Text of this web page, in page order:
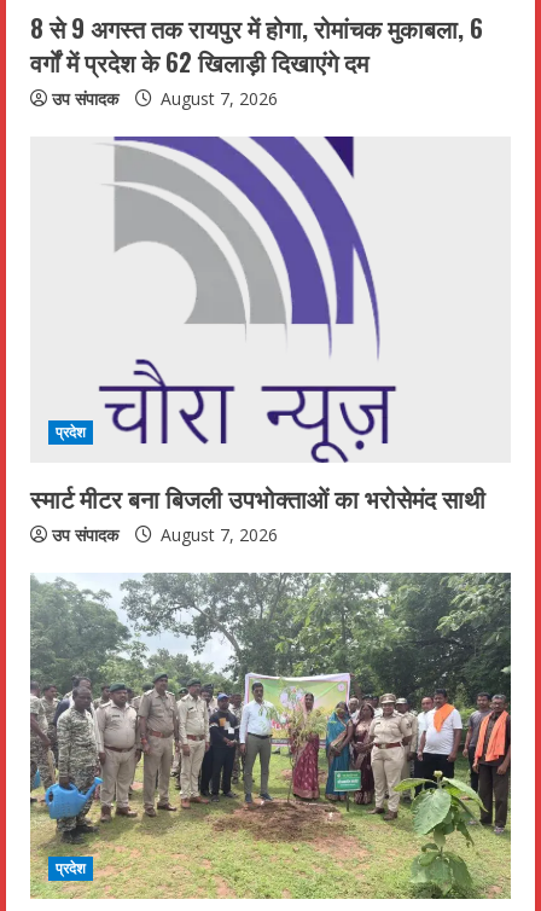
g
8 से 9 अगस्त तक रायपुर में होगा, रोमांचक मुकाबला, 6
वर्गों में प्रदेश के 62 खिलाड़ी दिखाएंगे दम
उप संपादक August 7, 2026
प्रदेश
स्मार्ट मीटर बना बिजली उपभोक्ताओं का भरोसेमंद साथी
उप संपादक August 7, 2026
प्रदेश